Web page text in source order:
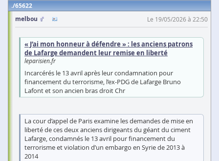
65622
melbou
Le 19/05/2026 à 22:50
« J’ai mon honneur à défendre » : les anciens patrons
de Lafarge demandent leur remise en liberté
leparisien.fr
Incarcérés le 13 avril après leur condamnation pour
financement du terrorisme, l’ex-PDG de Lafarge Bruno
Lafont et son ancien bras droit Chr
La cour d’appel de Paris examine les demandes de mise en
liberté de ces deux anciens dirigeants du géant du ciment
Lafarge, condamnés le 13 avril pour financement du
terrorisme et violation d’un embargo en Syrie de 2013 à
2014